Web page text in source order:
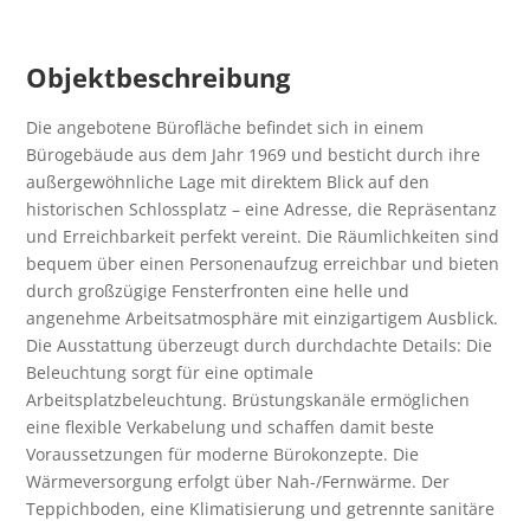
Objektbeschreibung
Die angebotene Bürofläche befindet sich in einem
Bürogebäude aus dem Jahr 1969 und besticht durch ihre
außergewöhnliche Lage mit direktem Blick auf den
historischen Schlossplatz – eine Adresse, die Repräsentanz
und Erreichbarkeit perfekt vereint. Die Räumlichkeiten sind
bequem über einen Personenaufzug erreichbar und bieten
durch großzügige Fensterfronten eine helle und
angenehme Arbeitsatmosphäre mit einzigartigem Ausblick.
Die Ausstattung überzeugt durch durchdachte Details: Die
Beleuchtung sorgt für eine optimale
Arbeitsplatzbeleuchtung. Brüstungskanäle ermöglichen
eine flexible Verkabelung und schaffen damit beste
Voraussetzungen für moderne Bürokonzepte. Die
Wärmeversorgung erfolgt über Nah-/Fernwärme. Der
Teppichboden, eine Klimatisierung und getrennte sanitäre